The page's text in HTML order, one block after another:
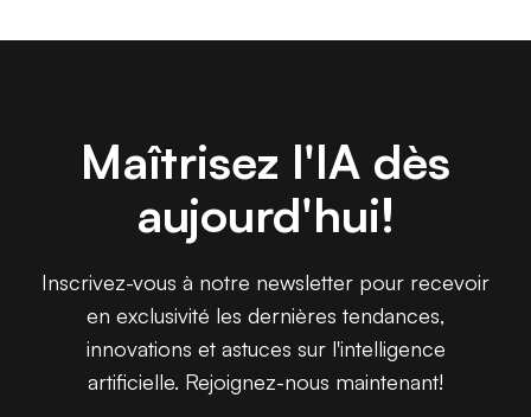
Maîtrisez l'IA dès
aujourd'hui!
Inscrivez-vous à notre newsletter pour recevoir
en exclusivité les dernières tendances,
innovations et astuces sur l'intelligence
artificielle. Rejoignez-nous maintenant!